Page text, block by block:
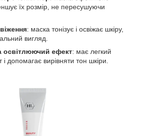
їх розмір, не пересушуючи
: маска тонізує і освіжає шкіру,
вигляд.
освітлюючий ефект: має легкий
і допомагає вирівняти тон шкіри.